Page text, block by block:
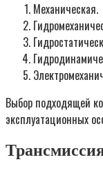
Механическая.
Выбор подходящей
эксплуатационных